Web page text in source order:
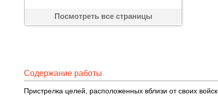
Посмотреть все страницы
Содержание работы
Пристрелка целей, расположенных вблизи от своих войск